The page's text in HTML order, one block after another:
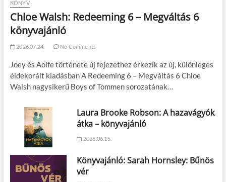
KÖNYV
Chloe Walsh: Redeeming 6 – Megváltás 6
könyvajánló
2026.07.24. No Comments
Joey és Aoife története új fejezethez érkezik az új, különleges
éldekorált kiadásban A Redeeming 6 – Megváltás 6 Chloe
Walsh nagysikerű Boys of Tommen sorozatának…
Laura Brooke Robson: A hazavágyók
átka – könyvajánló
2026.06.15.
Könyvajánló: Sarah Hornsley: Bűnös
vér